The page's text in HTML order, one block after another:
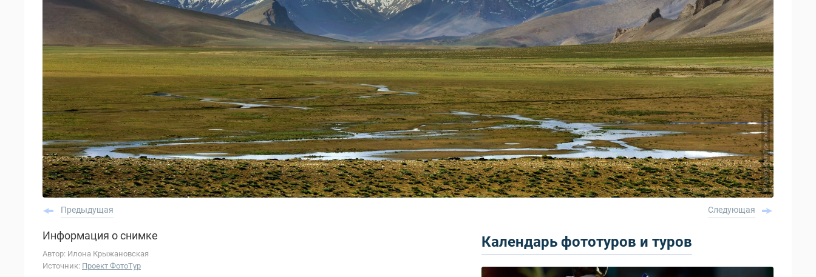
Предыдущая Следующая
Информация о снимке
Автор: Илона Крыжановская
Источник: Проект ФотоТур
Календарь фототуров и туров